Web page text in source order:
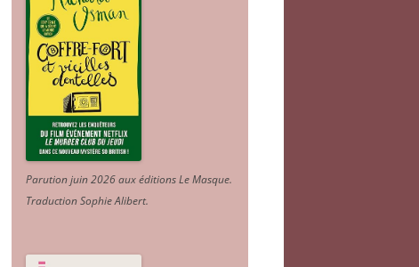
Parution juin 2026 aux éditions Le Masque.
Traduction Sophie Alibert.